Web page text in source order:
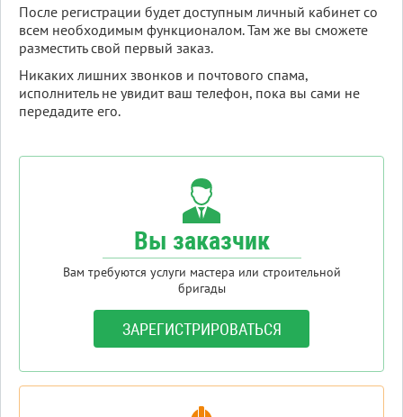
После регистрации будет доступным личный кабинет со
всем необходимым функционалом. Там же вы сможете
разместить свой первый заказ.
Никаких лишних звонков и почтового спама,
исполнитель не увидит ваш телефон, пока вы сами не
передадите его.
Вы заказчик
Вам требуются услуги мастера или строительной
бригады
ЗАРЕГИСТРИРОВАТЬСЯ